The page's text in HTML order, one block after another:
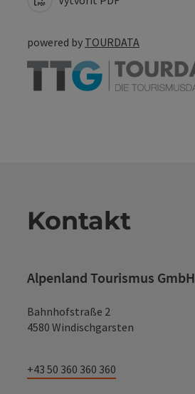
powered by TOURDATA
Kontakt
Alpenland Tourismus GmbH
Bahnhofstraße 2
4580 Windischgarsten
+43 50 360 360 360